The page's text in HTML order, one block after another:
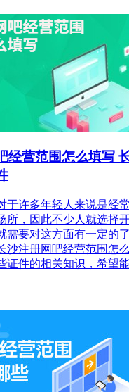
经营范围怎么填写
于许多年轻人来说是经
所，因此不少人就选择
需要对这方面有一定的
沙注册网吧经营范围怎
证件的相关知识，希望